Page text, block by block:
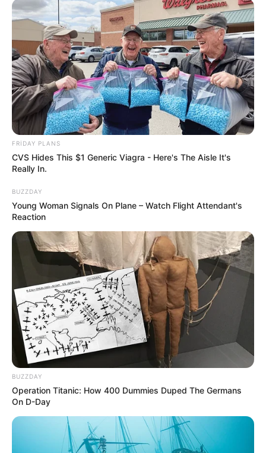
22:24 / 05 Avqust 2026 CƏMİYYƏT
Daha üç küçədətəmir işlərinə başlanılır
22:10 / 05 Avqust 2026
Bakıda MƏSCİDYANIR
152 0 0
FRIDAY PLANS
CVS Hides This $1 Generic Viagra - Here's The Aisle It's
Really In.
BUZZDAY
Young Woman Signals On Plane – Watch Flight Attendant's
Reaction
BUZZDAY
Operation Titanic: How 400 Dummies Duped The Germans
On D-Day